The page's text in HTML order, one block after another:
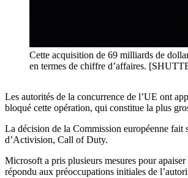
Cette acquisition de 69 milliards de
en termes de chiffre d’affaires.
Les autorités de la concurrence de l’UE ont
bloqué cette opération, qui constitue la plus
La décision de la Commission européenne fait
d’Activision, Call of Duty.
Microsoft a pris plusieurs mesures pour apaiser
répondu aux préoccupations initiales de